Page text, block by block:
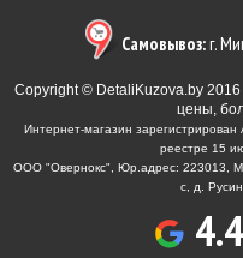
Самовывоз:г.
Copyright © DetaliKuzova.by
цены,
Интернет-магазин
реестре 15
ООО "Овернокс", Юр.адрес: 223013,
с, д.
4.4